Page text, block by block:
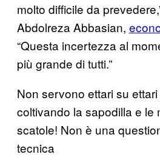
molto difficile da
Abdolreza Abbasian,
“Questa incertezza al
più grande di tutti.”
Non servono ettari su
coltivando la sapodilla e le
scatole! Non è una
tecnica